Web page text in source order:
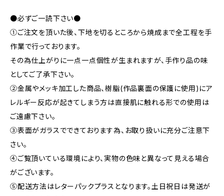
●必ずご一読下さい●
①ご注文を頂いた後、下地を切るところから焼成まで全工程を手
作業で行っております。
その為仕上がりに一点一点個性が生まれますが、手作り品の味
としてご了承下さい。
②金属やメッキ加工した商品、樹脂(作品裏面の保護に使用)にア
レルギー反応が起きてしまう方は直接肌に触れる形での使用は
ご遠慮下さい。
③表面がガラスでできております為、お取り扱いに充分ご注意下
さい。
④ご覧頂いている環境により、実物の色味と異なって見える場合
がございます。
⑤配送方法はレターパックプラスとなります。土日祝日は発送が